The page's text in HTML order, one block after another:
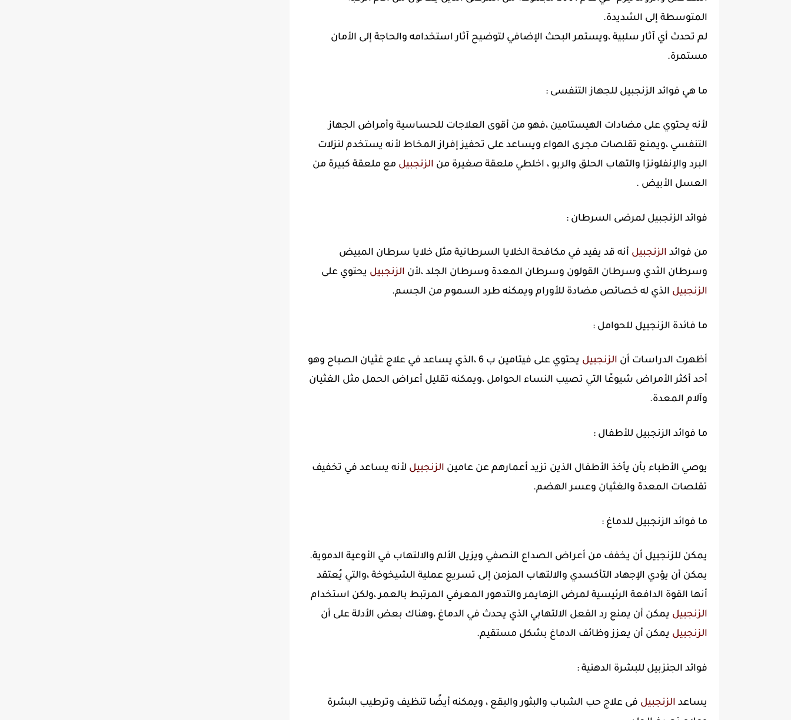
المتوسطة إلى الشديدة.
لم تحدث أي آثار سلبية ،ويستمر البحث الإضافي لتوضيح آثار استخدامه والحاجة إلى الأمان
مستمرة.
ما هي فوائد الزنجبيل للجهاز التنفسى :
لأنه يحتوي على مضادات الهيستامين ،فهو من أقوى العلاجات للحساسية وأمراض الجهاز
التنفسي ،ويمنع تقلصات مجرى الهواء ويساعد على تحفيز إفراز المخاط لأنه يستخدم لنزلات
البرد والإنفلونزا والتهاب الحلق والربو ، اخلطي ملعقة صغيرة من الزنجبيل مع ملعقة كبيرة من
العسل الأبيض .
فوائد الزنجبيل لمرضى السرطان :
من فوائد الزنجبيل أنه قد يفيد في مكافحة الخلايا السرطانية مثل خلايا سرطان المبيض
وسرطان الثدي وسرطان القولون وسرطان المعدة وسرطان الجلد ،لأن الزنجبيل يحتوي على
الزنجبيل الذي له خصائص مضادة للأورام ويمكنه طرد السموم من الجسم.
ما فائدة الزنجبيل للحوامل :
أظهرت الدراسات أن الزنجبيل
يحتوي على فيتامين ب 6 ،الذي يساعد في علاج غثيان الصباح وهو
أحد أكثر الأمراض شيوعًا التي تصيب النساء الحوامل ،ويمكنه تقليل أعراض الحمل مثل الغثيان
وآلام المعدة.
ما فوائد الزنجبيل للأطفال :
يوصي الأطباء بأن يأخذ الأطفال الذين تزيد أعمارهم عن عامين الزنجبيل لأنه يساعد في تخفيف
تقلصات المعدة والغثيان وعسر الهضم.
ما فوائد الزنجبيل للدماغ :
يمكن للزنجبيل أن يخفف من أعراض الصداع النصفي ويزيل الألم والالتهاب في الأوعية الدموية.
يمكن أن يؤدي الإجهاد التأكسدي والالتهاب المزمن إلى تسريع عملية الشيخوخة ،والتي يُعتقد
أنها القوة الدافعة الرئيسية لمرض الزهايمر والتدهور المعرفي المرتبط بالعمر ،ولكن استخدام
الزنجبيل يمكن أن يمنع رد الفعل الالتهابي الذي يحدث في الدماغ ،وهناك بعض الأدلة على أن
الزنجبيل يمكن أن يعزز وظائف الدماغ بشكل مستقيم.
فوائد الجنزبيل للبشرة الدهنية :
يساعد الزنجبيل فى علاج حب الشباب والبثور والبقع ، ويمكنه أيضًا تنظيف وترطيب البشرة